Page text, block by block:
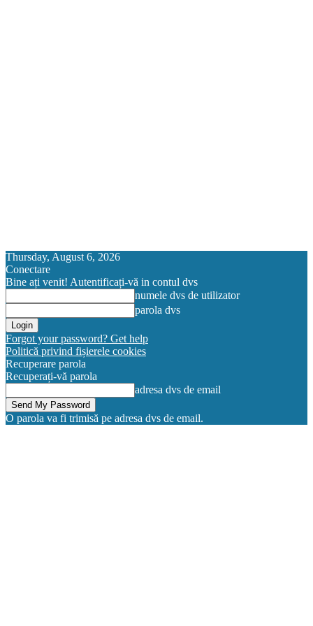
Thursday, August 6, 2026
Conectare
Bine ați venit! Autentificați-vă in contul dvs
numele dvs de utilizator
parola dvs
Forgot your password? Get help
Politică privind fișierele cookies
Recuperare parola
Recuperați-vă parola
adresa dvs de email
O parola va fi trimisă pe adresa dvs de email.